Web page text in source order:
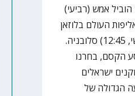
עשה את זה. עם תצוגת ענק בלת נשכחת, הרכז בן ה-18 הוביל אמש (רביעי)
גמר אליפות העולם בלוזאן
שבשווייץ בדרך להעפלה היסטורית לרבע הגמר, שם תחכה מחר (שישי, 12:45) סלובניה.
הקסם, בחרנו
של שחקנים ישראלים
אז איפה ההופעה הגדולה של